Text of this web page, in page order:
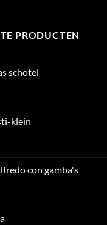
PRODUCTEN
schotel
klein
con gamba's